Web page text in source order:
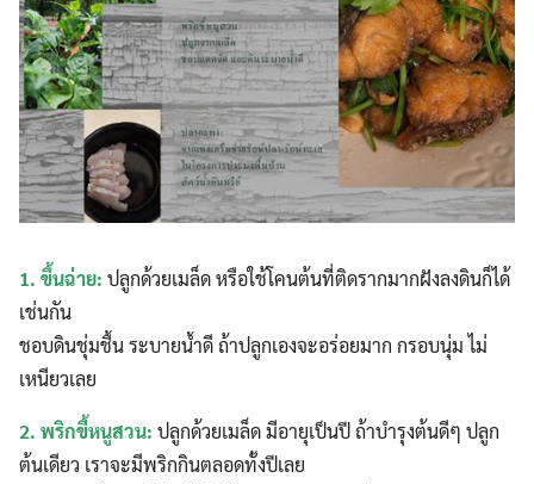
Search
for:
Search
1. ขึ้นฉ่าย: ปลูกด้วยเมล็ด หรือใช้โคนต้นที่ติดรากมากฝังลงดินก็ได้
เช่นกัน
ชอบดินชุ่มชื้น ระบายน้ำดี ถ้าปลูกเองจะอร่อยมาก กรอบนุ่ม ไม่
เหนียวเลย
2. พริกขี้หนูสวน: ปลูกด้วยเมล็ด มีอายุเป็นปี ถ้าบำรุงต้นดีๆ ปลูก
ต้นเดียว เราจะมีพริกกินตลอดทั้งปีเลย